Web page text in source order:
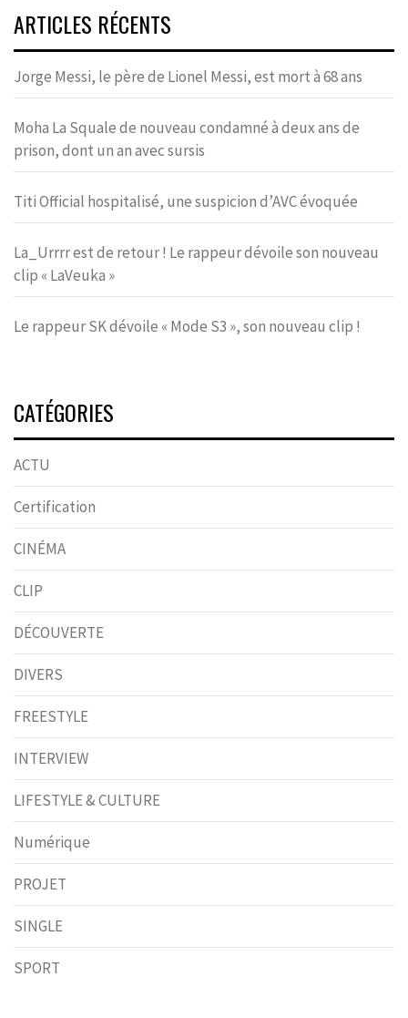
ARTICLES RÉCENTS
Jorge Messi, le père de Lionel Messi, est mort à 68 ans
Moha La Squale de nouveau condamné à deux ans de
prison, dont un an avec sursis
Titi Official hospitalisé, une suspicion d’AVC évoquée
La_Urrrr est de retour ! Le rappeur dévoile son nouveau
clip « LaVeuka »
Le rappeur SK dévoile « Mode S3 », son nouveau clip !
CATÉGORIES
ACTU
Certification
CINÉMA
CLIP
DÉCOUVERTE
DIVERS
FREESTYLE
INTERVIEW
LIFESTYLE & CULTURE
Numérique
PROJET
SINGLE
SPORT